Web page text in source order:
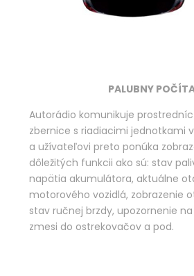
PALUBNY
Autorádio komunikuje
zbernice s riadiacimi jednotkami
a užívateľovi preto ponúka
dôležitých funkcii ako sú: stav
napätia akumulátora, aktuálne
motorového vozidlá, zobrazenie
stav ručnej brzdy, upozornenie
zmesi do ostrekovačov a pod.